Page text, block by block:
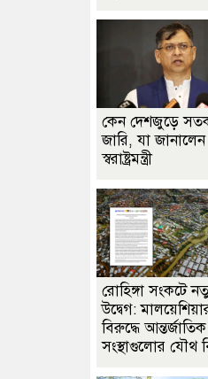
কেন দেশজুড়ে
জারি, যা জানালেন
স্বরাষ্ট্রমন্ত্রী
রোহিঙ্গা সংকটে
উদ্বেগ:
বিরুদ্ধে আন্তর্জাতিক
সংস্থাগুলোর যৌথ